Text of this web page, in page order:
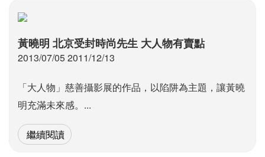
黃曉明 北京受封時尚先生 大人物有賣點
2013/07/05 2011/12/13
「大人物」慈善攝影展的作品，以陷阱為主題，讓黃曉
明充滿未來感。...
繼續閱讀